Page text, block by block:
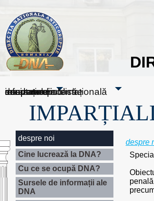
sesizați-ne
despre noi
rezultatele noastre
mass media
informare publică
cooperare internațională
despre noi
Cine lucrează la DNA?
Cu ce se ocupă DNA?
Sursele de informații ale
DNA
despre